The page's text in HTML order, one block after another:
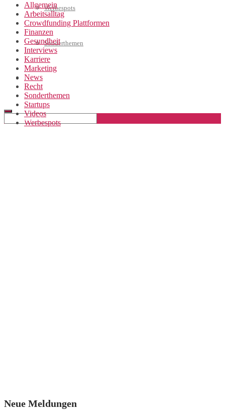
Werbespots
Sonderthemen
Geschäftskonto eröffnen
Allgemein
Arbeitsalltag
Crowdfunding Plattformen
Finanzen
Gesundheit
Interviews
Karriere
Marketing
News
Recht
Sonderthemen
Startups
Videos
Werbespots
Neue Meldungen